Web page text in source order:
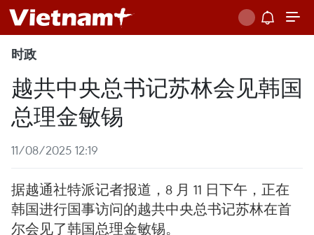
时政
越共中央总书记苏林会见韩国
总理金敏锡
11/08/2025 12:19
据越通社特派记者报道，8 月 11 日下午，正在
韩国进行国事访问的越共中央总书记苏林在首
尔会见了韩国总理金敏锡。